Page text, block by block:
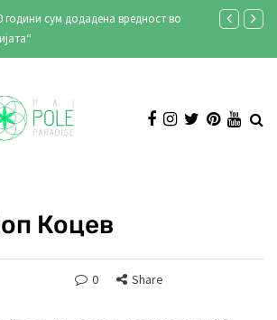
Градиштето кај Кнежје во стар
Коцев
0 Share